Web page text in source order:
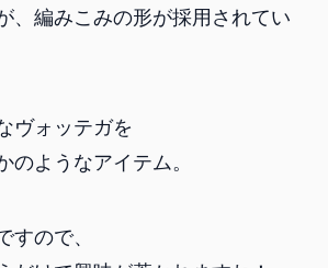
、編みこみの形が採用されてい
ヴォッテガを
のようなアイテム。
すので、